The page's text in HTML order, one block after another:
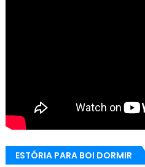
ESTÓRIA PARA BOI DORMIR